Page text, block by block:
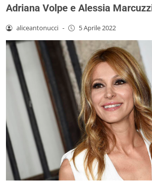
Adriana Volpe e Alessia
aliceantonucci - 5 Aprile 2022